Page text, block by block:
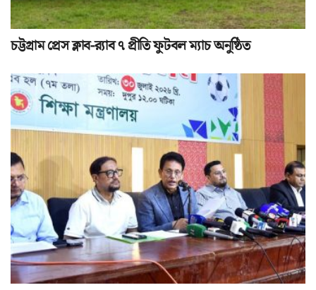
চট্টগ্রাম প্রেস ক্লাব-র‌্যাব ৭ প্রীতি ফুটবল ম্যাচ অনুষ্ঠিত